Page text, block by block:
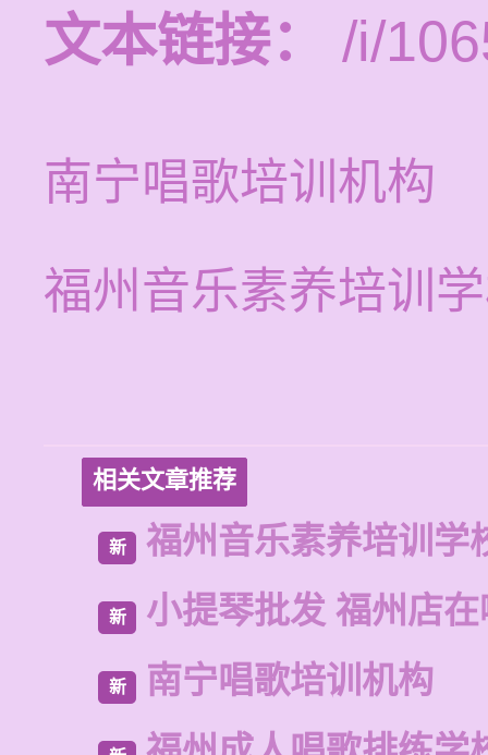
文本链接：
/i/
南宁唱歌培训机构
福州音乐素养培训
相关文章推荐
新 福州音乐素养培训学
新 小提琴批发 福州店
新 南宁唱歌培训机构